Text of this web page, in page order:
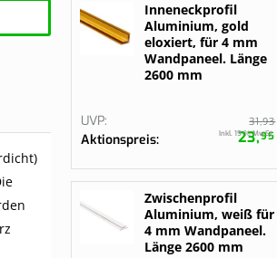
Inneneckprofil
Aluminium, gold
eloxiert, für 4 mm
Wandpaneel. Länge
2600 mm
UVP 31,93
Aktionspreis 23,95
Inkl. 19 % MwSt.
Zwischenprofil
Aluminium, weiß für
4 mm Wandpaneel.
Länge 2600 mm